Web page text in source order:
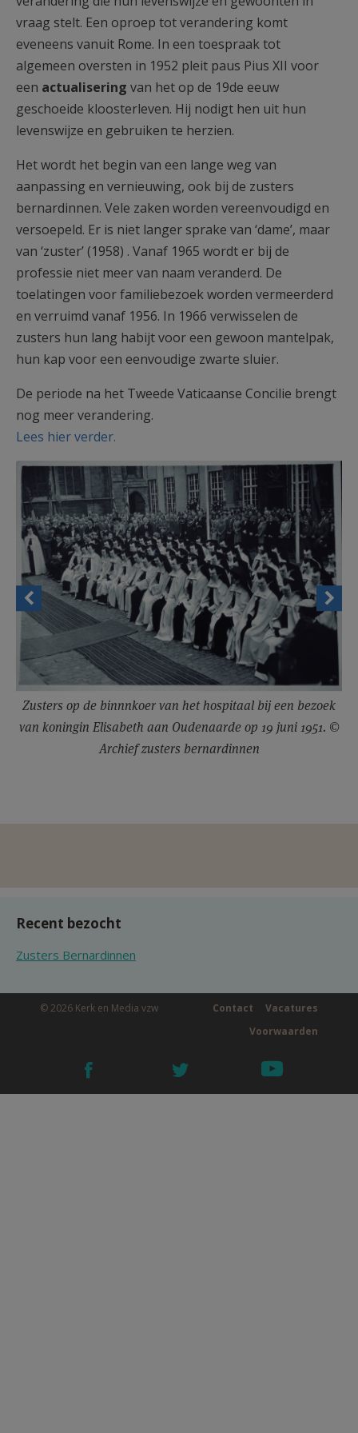
vraag stelt. Een oproep tot verandering komt
eveneens vanuit Rome. In een toespraak tot
algemeen oversten in 1952 pleit paus Pius XII voor
een actualisering van het op de 19de eeuw
geschoeide kloosterleven. Hij nodigt hen uit hun
levenswijze en gebruiken te herzien.
Het wordt het begin van een lange weg van
aanpassing en vernieuwing, ook bij de zusters
bernardinnen. Vele zaken worden vereenvoudigd en
versoepeld. Er is niet langer sprake van ‘dame’, maar
van ‘zuster’ (1958) . Vanaf 1965 wordt er bij de
professie niet meer van naam veranderd. De
toelatingen voor familiebezoek worden vermeerderd
en verruimd vanaf 1956. In 1966 verwisselen de
zusters hun lang habijt voor een gewoon mantelpak,
hun kap voor een eenvoudige zwarte sluier.
De periode na het Tweede Vaticaanse Concilie brengt
nog meer verandering.
Lees hier verder.
Zusters op de binnnkoer van het hospitaal bij een bezoek
van koningin Elisabeth aan Oudenaarde op 19 juni 1951. ©
Archief zusters bernardinnen
Recent bezocht
Zusters Bernardinnen
© 2026 Kerk en Media vzw Vacatures
Contact
Voorwaarden